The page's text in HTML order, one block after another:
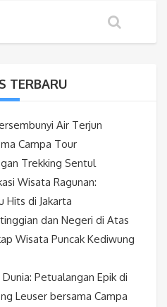
TERBARU
Air Terjun
Campa Tour
Trekking Sentul
Wisata Ragunan:
Hits di Jakarta
dan Negeri di Atas
Wisata Puncak Kediwung
Petualangan Epik di
Leuser bersama Campa